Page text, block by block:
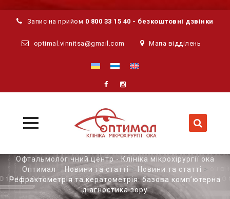
Запис на прийом 0 800 33 15 40 - безкоштовні дзвінки
optimal.vinnitsa@gmail.com Мапа відділень
Skip
content
Офтальмологічний центр - Клініка мікрохірургії ока
Оптимал
Новини та статті > Новини та статті >
Рефрактометрія та кератометрія: базова комп’ютерна
діагностика зору